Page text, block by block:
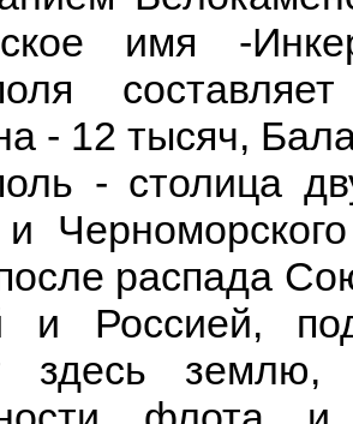
имя -
- 12 тысяч,
- столица
распада
и Россией,
здесь